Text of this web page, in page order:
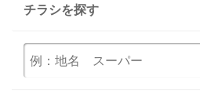
チラシを探す